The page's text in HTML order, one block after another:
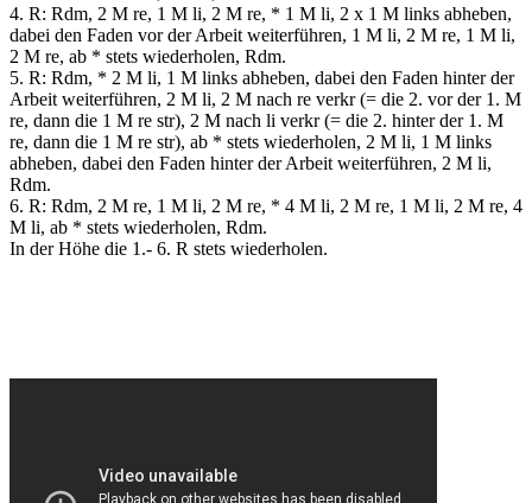
4. R: Rdm, 2 M re, 1 M li, 2 M re, * 1 M li, 2 х 1 M links abheben,
dabei den Faden vor der Arbeit weiterführen, 1 M li, 2 M re, 1 M li,
2 M re, ab * stets wiederholen, Rdm.
5. R: Rdm, * 2 M li, 1 M links abheben, dabei den Faden hinter der
Arbeit weiterführen, 2 M li, 2 M nach re verkr (= die 2. vor der 1. M
re, dann die 1 M re str), 2 M nach li verkr (= die 2. hinter der 1. M
re, dann die 1 M re str), ab * stets wiederholen, 2 M li, 1 M links
abheben, dabei den Faden hinter der Arbeit weiterführen, 2 M li,
Rdm.
6. R: Rdm, 2 M re, 1 M li, 2 M re, * 4 M li, 2 M re, 1 M li, 2 M re, 4
M li, ab * stets wiederholen, Rdm.
In der Höhe die 1.- 6. R stets wiederholen.